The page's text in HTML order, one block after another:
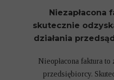
Niezapłacona
skutecznie
działania
Nieopłacona faktura
przedsiębiorcy.